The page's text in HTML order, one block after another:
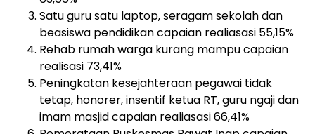
Satu guru satu laptop, seragam sekolah dan
beasiswa pendidikan capaian realiasasi 55,15%
Rehab rumah warga kurang mampu capaian
realisasi 73,41%
Peningkatan kesejahteraan pegawai tidak
tetap, honorer, insentif ketua RT, guru ngaji dan
imam masjid capaian realiasasi 66,41%